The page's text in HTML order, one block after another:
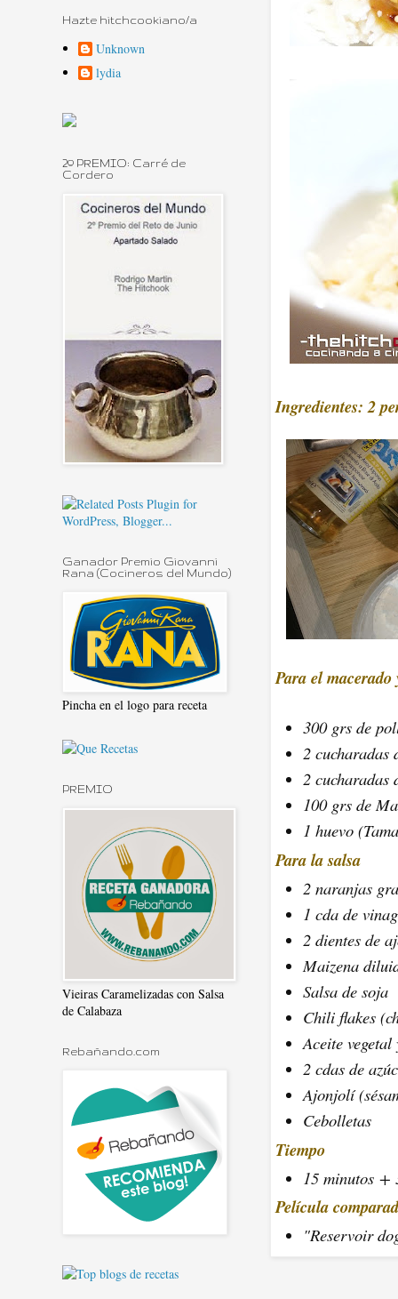
Ingredientes: 2
Para el macerado
300 grs de
2 cucharadas
2 cucharadas
100 grs de
1 huevo
Para la salsa
2 naranjas
1 cda de
2 dientes de
Maizena
Salsa de soja
Chili flakes
Aceite vegetal
2 cdas de
Ajonjolí
Cebolletas
Tiempo
15 minutos +
Película
"Reservoir
Hazte hitchcookiano/a
Unknown
lydia
2º PREMIO: Carré de
Cordero
Ganador Premio Giovanni
Rana (Cocineros del Mundo)
Pincha en el logo para receta
PREMIO
Vieiras Caramelizadas con Salsa
de Calabaza
Rebañando.com